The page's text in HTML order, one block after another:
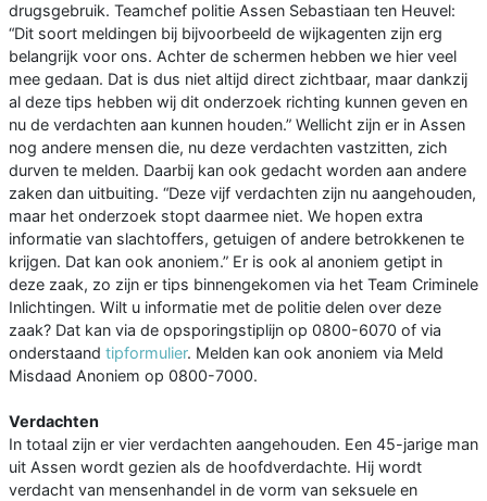
drugsgebruik. Teamchef politie Assen Sebastiaan ten Heuvel:
“Dit soort meldingen bij bijvoorbeeld de wijkagenten zijn erg
belangrijk voor ons. Achter de schermen hebben we hier veel
mee gedaan. Dat is dus niet altijd direct zichtbaar, maar dankzij
al deze tips hebben wij dit onderzoek richting kunnen geven en
nu de verdachten aan kunnen houden.” Wellicht zijn er in Assen
nog andere mensen die, nu deze verdachten vastzitten, zich
durven te melden. Daarbij kan ook gedacht worden aan andere
zaken dan uitbuiting. “Deze vijf verdachten zijn nu aangehouden,
maar het onderzoek stopt daarmee niet. We hopen extra
informatie van slachtoffers, getuigen of andere betrokkenen te
krijgen. Dat kan ook anoniem.” Er is ook al anoniem getipt in
deze zaak, zo zijn er tips binnengekomen via het Team Criminele
Inlichtingen. Wilt u informatie met de politie delen over deze
zaak? Dat kan via de opsporingstiplijn op 0800-6070 of via
onderstaand tipformulier. Melden kan ook anoniem via Meld
Misdaad Anoniem op 0800-7000.
Verdachten
In totaal zijn er vier verdachten aangehouden. Een 45-jarige man
uit Assen wordt gezien als de hoofdverdachte. Hij wordt
verdacht van mensenhandel in de vorm van seksuele en